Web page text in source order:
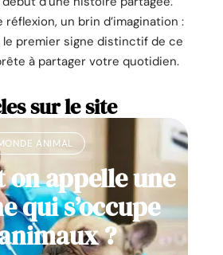
un brin d’imagination :
premier signe distinctif de ce
à partager votre quotidien.
sur le site
ANIMAL
on appelle une
qui s’occupe
?